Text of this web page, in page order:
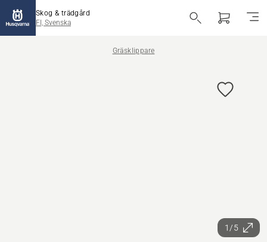
Skog & trädgård
FI, Svenska
Gräsklippare
1/5